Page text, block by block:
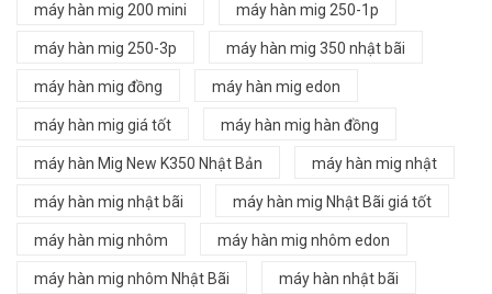
máy hàn mig 200 mini máy hàn mig 250-1p
máy hàn mig 250-3p máy hàn mig 350 nhật bãi
máy hàn mig đồng máy hàn mig edon
máy hàn mig giá tốt máy hàn mig hàn đồng
máy hàn Mig New K350 Nhật Bản máy hàn mig nhật
máy hàn mig nhật bãi máy hàn mig Nhật Bãi giá tốt
máy hàn mig nhôm máy hàn mig nhôm edon
máy hàn mig nhôm Nhật Bãi máy hàn nhật bãi